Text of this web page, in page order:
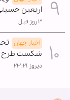
اربعین
۳ روز قبل
اخبار جهان
شکست طرح
دیروز ۲۳:۲۱